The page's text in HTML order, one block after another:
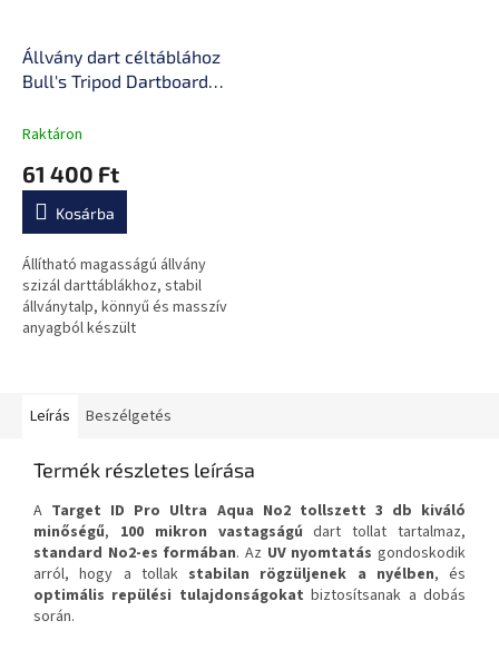
Állvány dart céltáblához
Bull's Tripod Dartboard
Raktáron
61 400 Ft
Kosárba
Állítható magasságú állvány
szizál darttáblákhoz, stabil
állványtalp, könnyű és masszív
anyagból készült
Leírás Beszélgetés
Termék részletes leírása
A Target ID Pro Ultra Aqua No2 tollszett 3 db kiváló
minőségű, 100 mikron vastagságú dart tollat tartalmaz,
standard No2-es formában. Az UV nyomtatás gondoskodik
arról, hogy a tollak stabilan rögzüljenek a nyélben, és
optimális repülési tulajdonságokat biztosítsanak a dobás
során.